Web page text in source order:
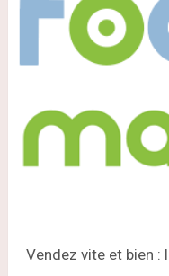
Vendez vite et bien :